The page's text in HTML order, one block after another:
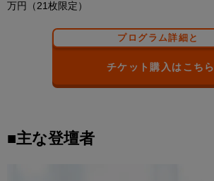
万円（21枚限定）
プログラム詳細と
チケット購入はこちら
■主な登壇者